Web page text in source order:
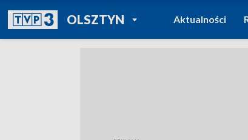
OLSZTYNPOWRÓT DO
TVP REGIONY
Aktualności